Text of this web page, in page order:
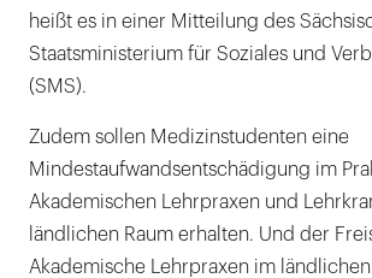
heißt es in einer Mitteilung des
Staatsministerium für Soziales und
(SMS).
Zudem sollen Medizinstudenten eine
Mindestaufwandsentschädigung im
Akademischen Lehrpraxen und
ländlichen Raum erhalten. Und der
Akademische Lehrpraxen im